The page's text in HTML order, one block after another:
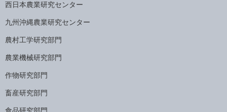
西日本農業研究センター
九州沖縄農業研究センター
農村工学研究部門
農業機械研究部門
作物研究部門
畜産研究部門